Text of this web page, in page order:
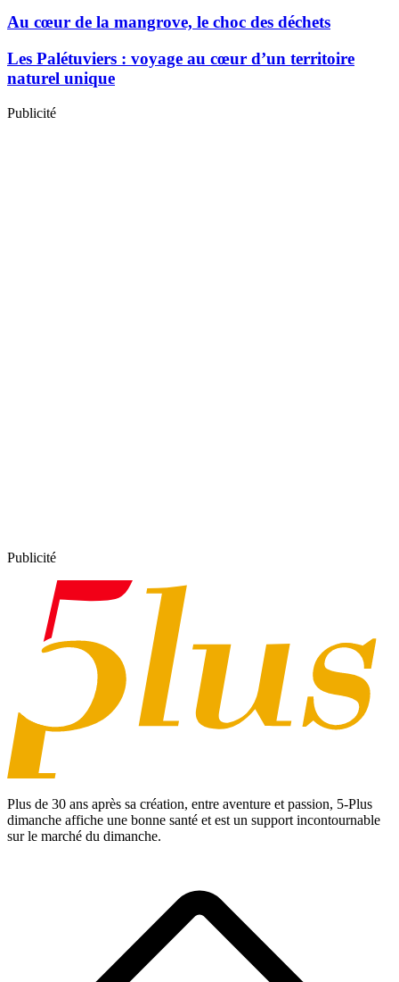
Au cœur de la mangrove, le choc des déchets
Les Palétuviers : voyage au cœur d’un territoire
naturel unique
Publicité
Publicité
Plus de 30 ans après sa création, entre aventure et passion, 5-Plus
dimanche affiche une bonne santé et est un support incontournable
sur le marché du dimanche.